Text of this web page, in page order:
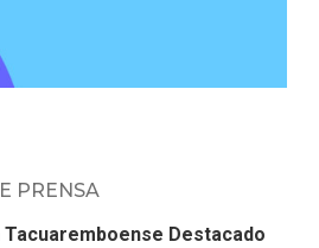
PRENSA
Tacuaremboense Destacado